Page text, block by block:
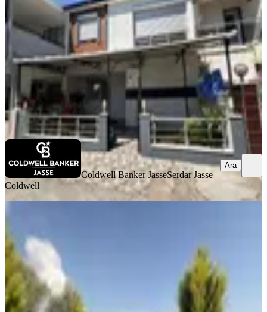
Buca, Murathan Mahallesi
4+1·110 m² 20.07.2026
9.500.000 ₺
Coldwell Banker Jasse Serdar Jasse Coldwell
Ara
Coldwell Banker JasseSerdar Jasse
Coldwell
Ara